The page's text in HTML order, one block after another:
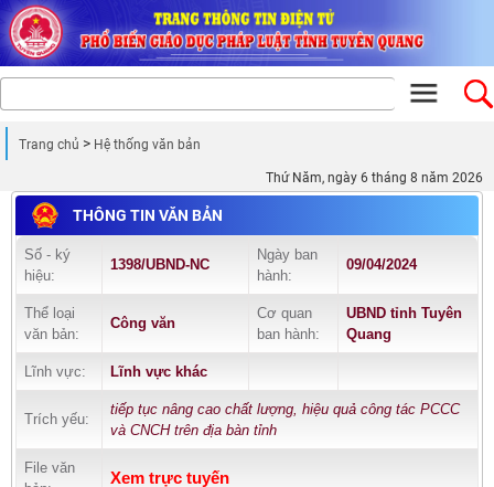
Trang chủ Hệ thống văn bản
Thứ Năm, ngày 6 tháng 8 năm 2026
THÔNG TIN VĂN BẢN
Số - ký
hiệu:
1398/UBND-NC
Ngày ban
hành:
09/04/2024
Thể loại
văn bản:
Công văn
Cơ quan
ban hành:
UBND tỉnh Tuyên
Quang
Lĩnh vực: Lĩnh vực khác
Trích yếu:
tiếp tục nâng cao chất lượng, hiệu quả công tác PCCC
và CNCH trên địa bàn tỉnh
File văn
Xem trực tuyến